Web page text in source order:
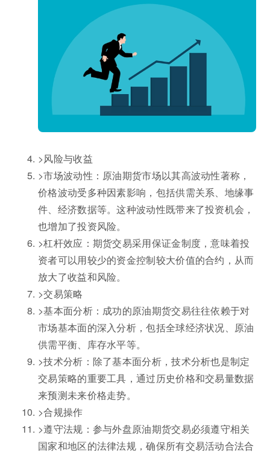
>风险与收益
>市场波动性：原油期货市场以其高波动性著称，
价格波动受多种因素影响，包括供需关系、地缘事
件、经济数据等。这种波动性既带来了投资机会，
也增加了投资风险。
>杠杆效应：期货交易采用保证金制度，意味着投
资者可以用较少的资金控制较大价值的合约，从而
放大了收益和风险。
>交易策略
>基本面分析：成功的原油期货交易往往依赖于对
市场基本面的深入分析，包括全球经济状况、原油
供需平衡、库存水平等。
>技术分析：除了基本面分析，技术分析也是制定
交易策略的重要工具，通过历史价格和交易量数据
来预测未来价格走势。
>合规操作
>遵守法规：参与外盘原油期货交易必须遵守相关
国家和地区的法律法规，确保所有交易活动合法合